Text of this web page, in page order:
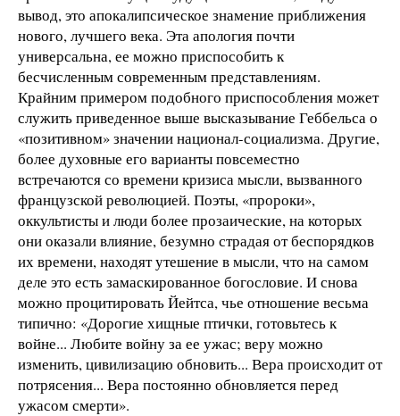
вывод, это апокалипсическое знамение приближения
нового, лучшего века. Эта апология почти
универсальна, ее можно приспособить к
бесчисленным современным представлениям.
Крайним примером подобного приспособления может
служить приведенное выше высказывание Геббельса о
«позитивном» значении национал-социализма. Другие,
более духовные его варианты повсеместно
встречаются со времени кризиса мысли, вызванного
французской революцией. Поэты, «пророки»,
оккультисты и люди более прозаические, на которых
они оказали влияние, безумно страдая от беспорядков
их времени, находят утешение в мысли, что на самом
деле это есть замаскированное богословие. И снова
можно процитировать Йейтса, чье отношение весьма
типично: «Дорогие хищные птички, готовьтесь к
войне... Любите войну за ее ужас; веру можно
изменить, цивилизацию обновить... Вера происходит от
потрясения... Вера постоянно обновляется перед
ужасом смерти».